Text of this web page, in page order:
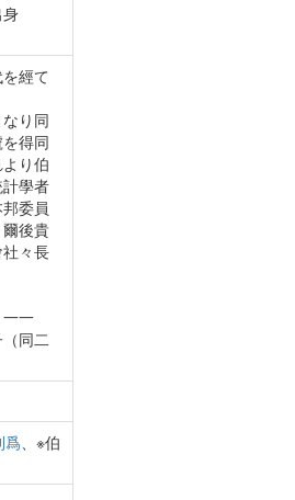
經て
り同
得同
り伯
學者
委員
後貴
々長
一
同二
爲、※伯